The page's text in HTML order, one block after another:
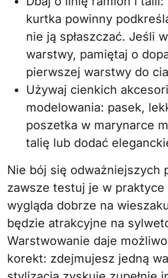
kurtka powinny
nie ją spłaszczać. Jeśli
warstwy, pamiętaj o
pierwszej warstwy do
Używaj cienkich
modelowania: pasek,
poszetka w marynarce
talię lub dodać
Nie bój się odważniejszych
zawsze testuj je w
wygląda dobrze na
będzie atrakcyjne na
Warstwowanie daje
korekt: zdejmujesz jedną